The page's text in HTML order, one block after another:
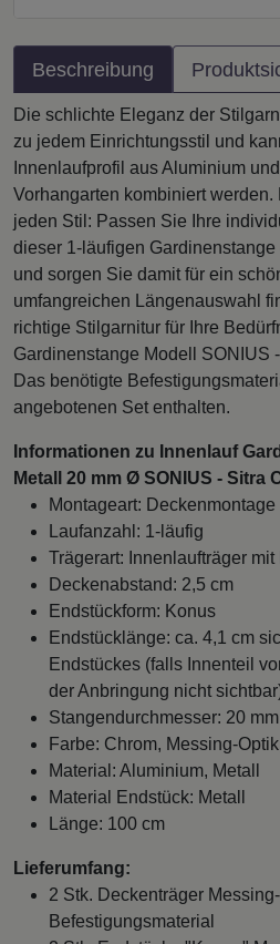
Beschreibung
Die schlichte Eleganz der
zu jedem Einrichtungsstil und
Innenlaufprofil aus Aluminium
Vorhangarten kombiniert werden.
jeden Stil: Passen Sie Ihre
dieser 1-läufigen
und sorgen Sie damit für ein
umfangreichen Längenauswahl
richtige Stilgarnitur für Ihre
Gardinenstange Modell SONIUS
Das benötigte
angebotenen Set enthalten.
Informationen zu Innenlauf
Metall 20 mm Ø SONIUS - Sitra
Montageart: Deckenmontage
Laufanzahl: 1-läufig
Trägerart: Innenlaufträger
Deckenabstand: 2,5 cm
Endstückform: Konus
Endstücklänge: ca. 4,1 cm
Endstückes (falls Innenteil
der Anbringung nicht
Stangendurchmesser: 20 mm
Farbe: Chrom, Messing-
Material: Aluminium, Metall
Material Endstück: Metall
Länge: 100 cm
Lieferumfang:
2 Stk. Deckenträger
Befestigungsmaterial